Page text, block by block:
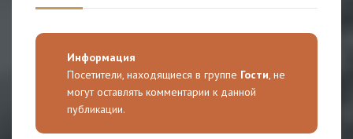
Информация
Посетители, находящиеся в группе Гости, не
могут оставлять комментарии к данной
публикации.